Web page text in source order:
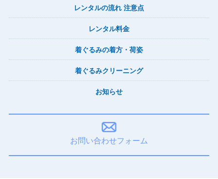
レンタルの流れ 注意点
レンタル料金
着ぐるみの着方・荷姿
着ぐるみクリーニング
お知らせ
お問い合わせフォーム